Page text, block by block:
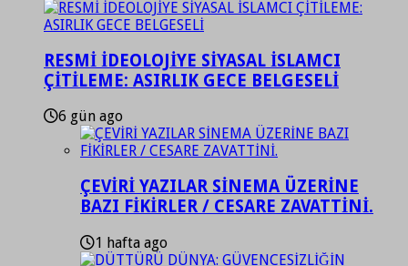
RESMİ İDEOLOJİYE SİYASAL İSLAMCI
ÇİTİLEME: ASIRLIK GECE BELGESELİ
6 gün ago
ÇEVİRİ YAZILAR SİNEMA ÜZERİNE
BAZI FİKİRLER / CESARE ZAVATTİNİ.
1 hafta ago